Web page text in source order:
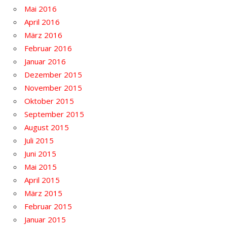
Mai 2016
April 2016
März 2016
Februar 2016
Januar 2016
Dezember 2015
November 2015
Oktober 2015
September 2015
August 2015
Juli 2015
Juni 2015
Mai 2015
April 2015
März 2015
Februar 2015
Januar 2015